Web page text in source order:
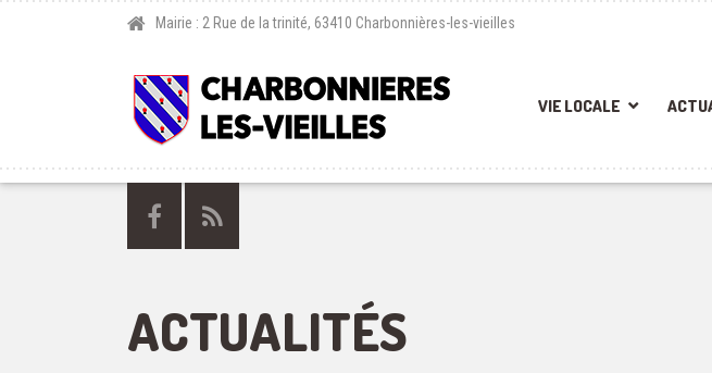
Mairie : 2 Rue de la trinité, 63410 Charbonnières-les-vieilles
VIE LOCALE
ACTUALITÉS